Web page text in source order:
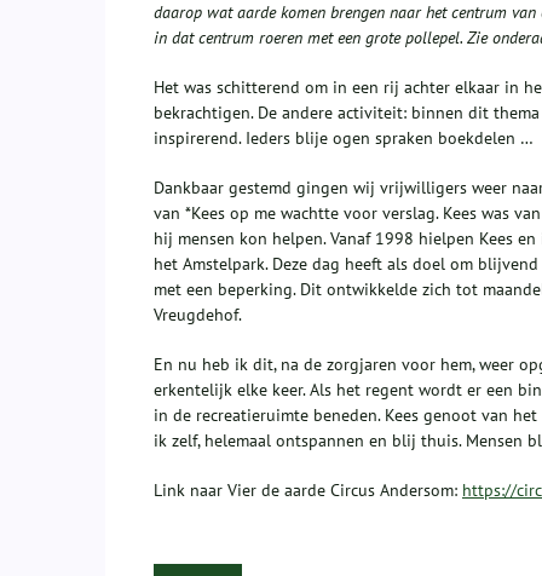
daarop wat aarde komen brengen naar het centrum
in dat centrum roeren met een grote pollepel. Zie
Het was schitterend om in een rij achter elkaar in
bekrachtigen. De andere activiteit: binnen dit
inspirerend. Ieders blije ogen spraken boekdelen …
Dankbaar gestemd gingen wij vrijwilligers weer
van *Kees op me wachtte voor verslag. Kees was
hij mensen kon helpen. Vanaf 1998 hielpen Kees
het Amstelpark. Deze dag heeft als doel om
met een beperking. Dit ontwikkelde zich tot
Vreugdehof.
En nu heb ik dit, na de zorgjaren voor hem, weer
erkentelijk elke keer. Als het regent wordt er een
in de recreatieruimte beneden. Kees genoot van
ik zelf, helemaal ontspannen en blij thuis. Mensen
Link naar Vier de aarde Circus Andersom: https://